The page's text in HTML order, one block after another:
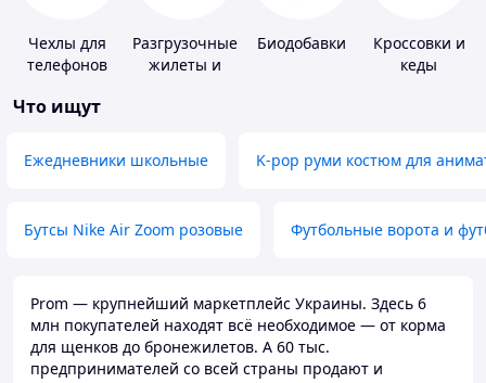
Чехлы для
телефонов
Разгрузочные
жилеты и
Биодобавки
Кроссовки и
кеды
Что ищут
Ежедневники школьные K-pop руми костюм для
Бутсы Nike Air Zoom розовые Футбольные ворота и
Prom — крупнейший маркетплейс Украины. Здесь 6
млн покупателей находят всё необходимое — от корма
для щенков до бронежилетов. А 60 тыс.
предпринимателей со всей страны продают и